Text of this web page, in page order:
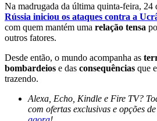
Na madrugada da última quinta-feira, 24
Rússia iniciou os ataques contra a
com quem mantém uma relação tensa
outros fatores.
Desde então, o mundo acompanha as
bombardeios e das consequências que
trazendo.
Alexa, Echo, Kindle e Fire TV?
com ofertas exclusivas e opções